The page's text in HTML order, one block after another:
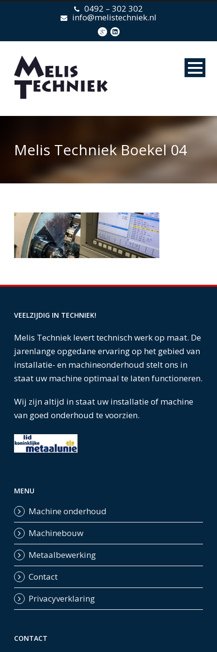
0492 – 302 302
info@melistechniek.nl
Melis Techniek Boekel 04
VEELZIJDIG IN TECHNIEK!
Melis Techniek levert technisch werk op maat. De
jarenlange opgedane ervaring op het gebied van
installatie- en machineonderhoud stelt ons in
staat uw machine optimaal te laten functioneren.
Wij zijn altijd in staat uw installatie of machine
van goed onderhoud te voorzien.
MENU
Machine onderhoud
Machinebouw
Metaalbewerking
Contact
Privacyverklaring
CONTACT